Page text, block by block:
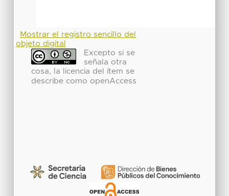
Mostrar el registro sencillo del
objeto digital
Excepto si se
señala otra
cosa, la licencia del ítem se
describe como openAccess